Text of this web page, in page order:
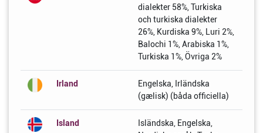
dialekter 58%, Turkiska
och turkiska dialekter
26%, Kurdiska 9%, Luri 2%,
Balochi 1%, Arabiska 1%,
Turkiska 1%, Övriga 2%
Irland
Engelska, Irländska
(gælisk) (båda officiella)
Island
Isländska, Engelska,